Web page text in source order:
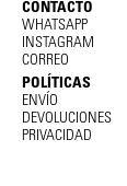
CONTACTO
WHATSAPP
INSTAGRAM
CORREO
POLÍTICAS
ENVÍO
DEVOLUCIONES
PRIVACIDAD